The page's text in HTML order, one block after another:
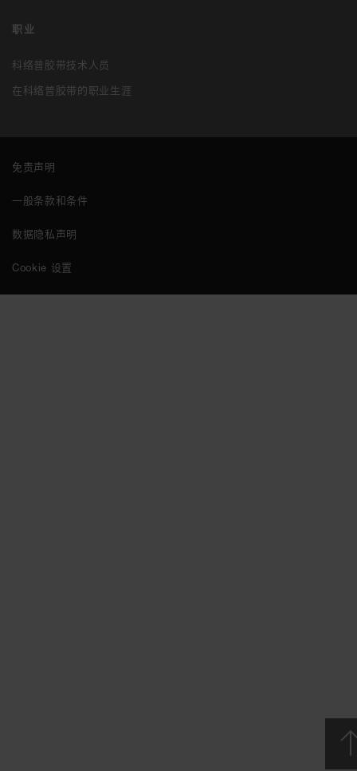
职业
科络普胶带技术人员
在科络普胶带的职业生涯
免责声明
一般条款和条件
数据隐私声明
Cookie 设置